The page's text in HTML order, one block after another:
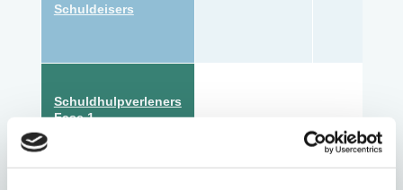
Schuldeisers
Schuldhulpverleners
Fase 1